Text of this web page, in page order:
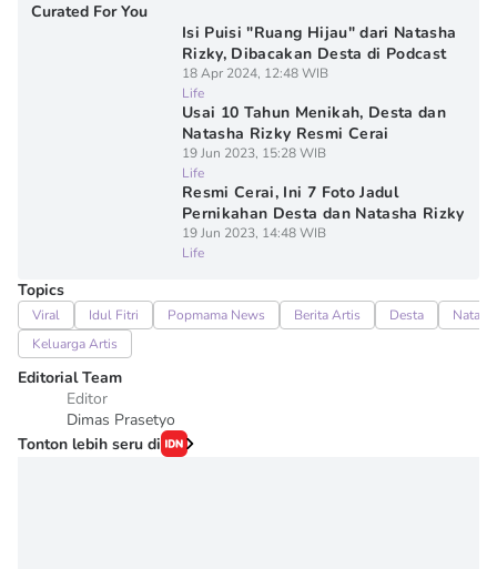
Curated For You
Isi Puisi "Ruang Hijau" dari Natasha
Rizky, Dibacakan Desta di Podcast
18 Apr 2024, 12:48 WIB
Life
Usai 10 Tahun Menikah, Desta dan
Natasha Rizky Resmi Cerai
19 Jun 2023, 15:28 WIB
Life
Resmi Cerai, Ini 7 Foto Jadul
Pernikahan Desta dan Natasha Rizky
19 Jun 2023, 14:48 WIB
Life
Topics
Viral Idul Fitri Popmama News Berita Artis Desta
Keluarga Artis
Editorial Team
Editor
Dimas Prasetyo
Tonton lebih seru di